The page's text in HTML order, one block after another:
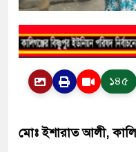
১৪৫
মোঃ ইশারাত আলী,